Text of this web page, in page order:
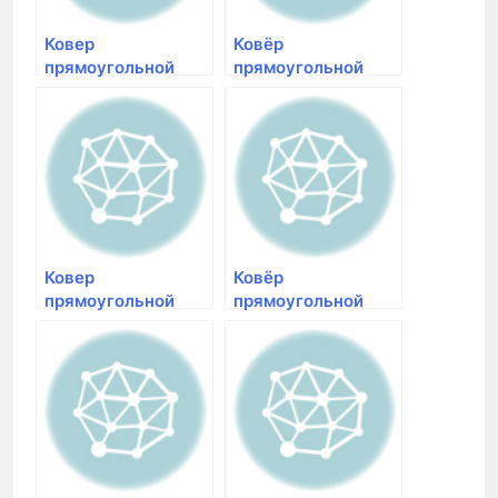
Ковер
прямоугольной
коричневого цвета
Меринос Shaggy
Ultra s608 brown |
ковер с большим
ворсом Merinos в
Краснояр
Ковёр
прямоугольной
бежевого цвета
Merinos Shaggy
Ultra s606 beige |
ковер с большим
ворсом Меринос в
Красноярске
Ковер
прямоугольной
желтого цвета
Меринос Shaggy
Ultra s608 blue-
yellow | ковер с
ворсом купить
Merinos в Красноя
Ковёр
прямоугольной
черного цвета
Merinos Shaggy
Ultra s608 bone-
black | купить
ковер с ворсом
Меринос в
Краснояр